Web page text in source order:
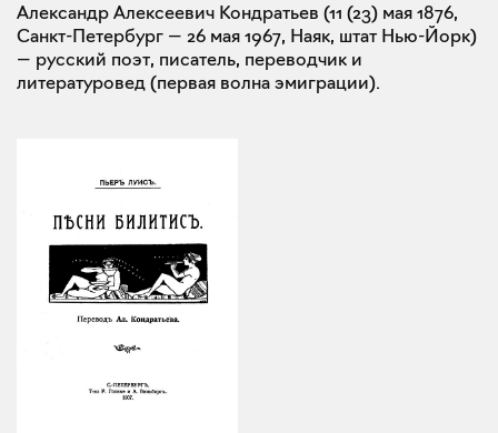
Александр Алексеевич Кондратьев (11 (23) мая 1876,
Санкт-Петербург — 26 мая 1967, Наяк, штат Нью-Йорк)
— русский поэт, писатель, переводчик и
литературовед (первая волна эмиграции).